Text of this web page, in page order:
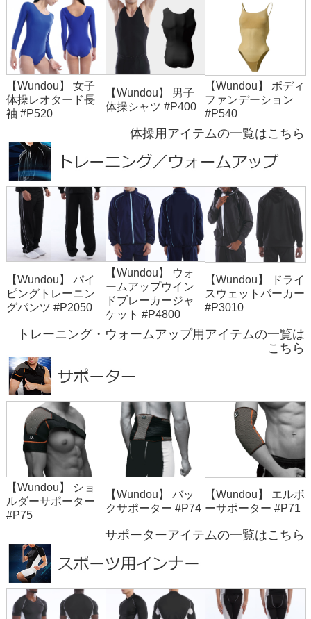
【Wundou】 女子
体操レオタード長
袖 #P520
【Wundou】 男子
体操シャツ #P400
【Wundou】 ボディ
ファンデーション
#P540
体操用アイテムの一覧はこちら
【Wundou】 パイ
ピングトレーニン
グパンツ #P2050
【Wundou】 ウォ
ームアップウイン
ドブレーカージャ
ケット #P4800
【Wundou】 ドライ
スウェットパーカー
#P3010
トレーニング・ウォームアップ用アイテムの一覧は
こちら
【Wundou】 ショ
ルダーサポーター
#P75
【Wundou】 バッ
クサポーター #P74
【Wundou】 エルボ
ーサポーター #P71
サポーターアイテムの一覧はこちら